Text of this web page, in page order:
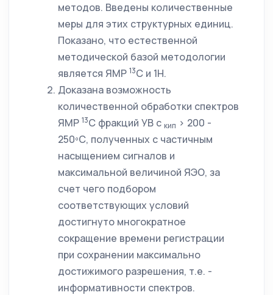
методов. Введены количественные
меры для этих структурных единиц.
Показано, что естественной
методической базой методологии
является ЯМР 13С и 1Н.
Доказана возможность
количественной обработки спектров
ЯМР 13С фракций УВ с кип > 200 -
250ºС, полученных с частичным
насыщением сигналов и
максимальной величиной ЯЭО, за
счет чего подбором
соответствующих условий
достигнуто многократное
сокращение времени регистрации
при сохранении максимально
достижимого разрешения, т.е. -
информативности спектров.